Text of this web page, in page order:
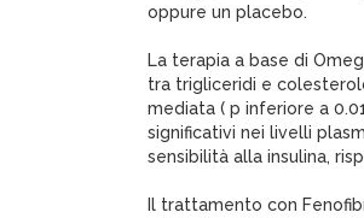
oppure un placebo.
La terapia a base di
tra trigliceridi e
mediata ( p inferiore a
significativi nei livelli
sensibilità alla insulina,
Il trattamento con